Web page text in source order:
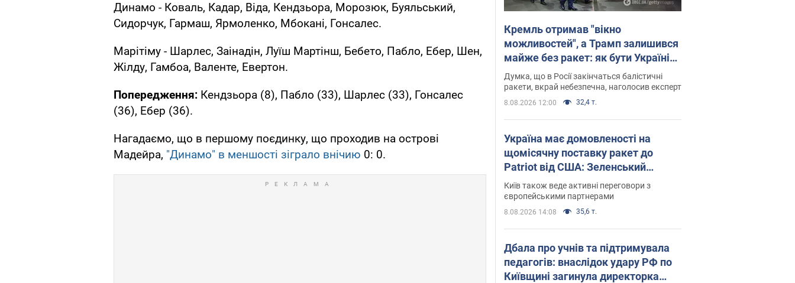
Динамо - Коваль, Кадар, Віда, Кендзьора, Морозюк, Буяльський,
Сидорчук, Гармаш, Ярмоленко, Мбокані, Гонсалес.
Марітіму - Шарлес, Заінадін, Луїш Мартінш, Бебето, Пабло, Ебер, Шен,
Жілду, Гамбоа, Валенте, Евертон.
Попередження: Кендзьора (8), Пабло (33), Шарлес (33), Гонсалес
(36), Ебер (36).
Нагадаємо, що в першому поєдинку, що проходив на острові
Мадейра, "Динамо" в меншості зіграло внічию 0: 0.
Кремль отримав "вікно
можливостей", а Трамп залишився
майже без ракет: як бути Україні?
Інтерв’ю з Мельником
Думка, що в Росії закінчаться балістичні
ракети, вкрай небезпечна, наголосив експерт
8.08.2026 12:00 32,4 т.
Україна має домовленості на
щомісячну поставку ракет до
Patriot від США: Зеленський
розкрив подробиці
Київ також веде активні переговори з
європейськими партнерами
8.08.2026 14:08 35,6 т.
Дбала про учнів та підтримувала
педагогів: внаслідок удару РФ по
Київщині загинула директорка